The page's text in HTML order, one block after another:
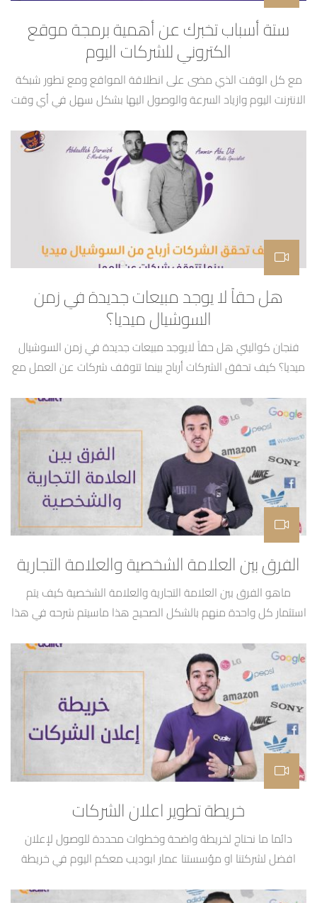
ستة أسباب تخبرك عن أهمية برمجة موقع
الكتروني للشركات اليوم
مع كل الوقت الذي مضى على انطلاقة المواقع ومع تطور شبكة
الانترنت اليوم وازياد السرعة والوصول اليها بشكل سهل في أي وقت
الى 50% من الشركات الصغيرة ليس لديهم موقع الكتروني إلى الان
لذلك قررنا جمع أهم الميزات التي ستحصل عليها بتصميم موقع […]
هل حقاً لا يوجد مبيعات جديدة في زمن
السوشيال ميديا؟
فنجان كواليتي هل حقاً لايوجد مبيعات جديدة في زمن السوشيال
ميديا؟ كيف تحقق الشركات أرباح بينما تتوقف شركات عن العمل مع
الفرق بين العلامة الشخصية والعلامة التجارية
ماهو الفرق بين العلامة التجارية والعلامة الشخصية كيف يتم
استثمار كل واحدة منهم بالشكل الصحيح هذا ماسيتم شرحه في هذا
خريطة تطوير اعلان الشركات
دائما ما نحتاج لخريطة واضحة وخطوات محددة للوصول لإعلان
افضل لشركتنا او مؤسستنا عمار ابوديب معكم اليوم في خريطة
للوصول لإعلان ناجح لشركتكم وهي كالاتي : 1- الشعار والهوية